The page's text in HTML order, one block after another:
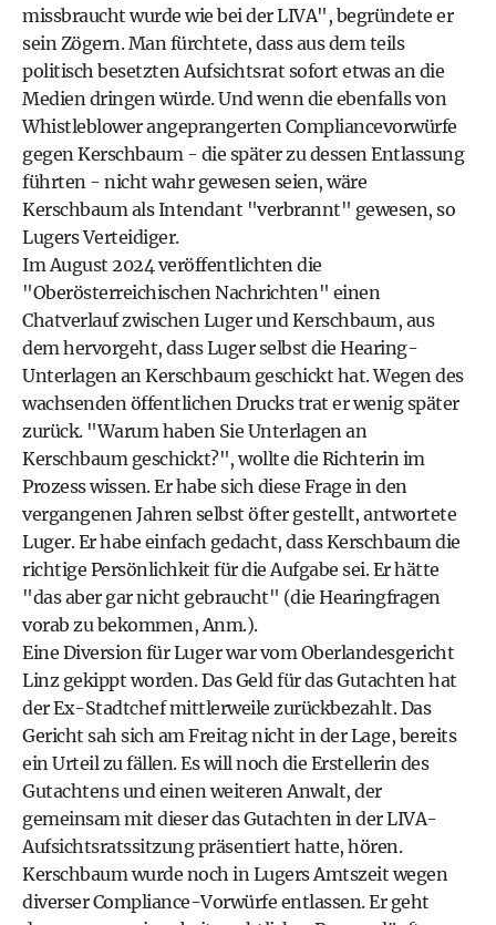
missbraucht wurde wie bei der LIVA", begründete er
sein Zögern. Man fürchtete, dass aus dem teils
politisch besetzten Aufsichtsrat sofort etwas an die
Medien dringen würde. Und wenn die ebenfalls von
Whistleblower angeprangerten Compliancevorwürfe
gegen Kerschbaum - die später zu dessen Entlassung
führten - nicht wahr gewesen seien, wäre
Kerschbaum als Intendant "verbrannt" gewesen, so
Lugers Verteidiger.
Im August 2024 veröffentlichten die
"Oberösterreichischen Nachrichten" einen
Chatverlauf zwischen Luger und Kerschbaum, aus
dem hervorgeht, dass Luger selbst die Hearing-
Unterlagen an Kerschbaum geschickt hat. Wegen des
wachsenden öffentlichen Drucks trat er wenig später
zurück. "Warum haben Sie Unterlagen an
Kerschbaum geschickt?", wollte die Richterin im
Prozess wissen. Er habe sich diese Frage in den
vergangenen Jahren selbst öfter gestellt, antwortete
Luger. Er habe einfach gedacht, dass Kerschbaum die
richtige Persönlichkeit für die Aufgabe sei. Er hätte
"das aber gar nicht gebraucht" (die Hearingfragen
vorab zu bekommen, Anm.).
Eine Diversion für Luger war vom Oberlandesgericht
Linz gekippt worden. Das Geld für das Gutachten hat
der Ex-Stadtchef mittlerweile zurückbezahlt. Das
Gericht sah sich am Freitag nicht in der Lage, bereits
ein Urteil zu fällen. Es will noch die Erstellerin des
Gutachtens und einen weiteren Anwalt, der
gemeinsam mit dieser das Gutachten in der LIVA-
Aufsichtsratssitzung präsentiert hatte, hören.
Kerschbaum wurde noch in Lugers Amtszeit wegen
diverser Compliance-Vorwürfe entlassen. Er geht